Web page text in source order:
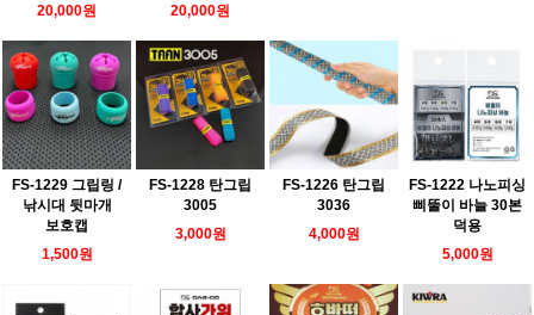
20,000원
20,000원
FS-1229 그립링 /
낚시대 뒷마개
보호캡
1,500원
FS-1228 탄그립
3005
3,000원
FS-1226 탄그립
3036
4,000원
FS-1222 나노피싱
삐뚤이 바늘 30본
덕용
5,000원